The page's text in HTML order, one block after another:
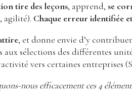
tire des leçons, apprend,se
agilité). Chaque erreur identifiée
, et donne envie d’y
aux sélections des différentes
vers certaines entreprises
nous efficacement ces 4